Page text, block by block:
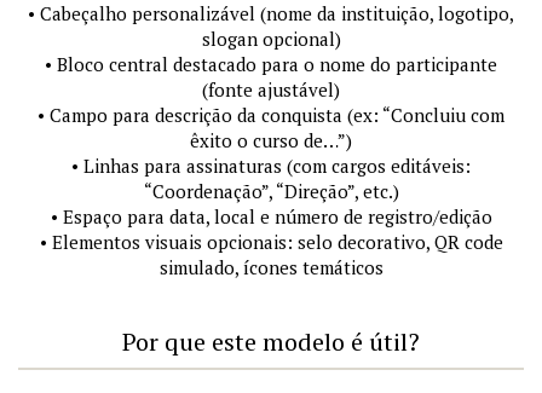
• Cabeçalho personalizável (nome da instituição, logotipo,
slogan opcional)
• Bloco central destacado para o nome do participante
(fonte ajustável)
• Campo para descrição da conquista (ex: “Concluiu com
êxito o curso de…”)
• Linhas para assinaturas (com cargos editáveis:
“Coordenação”, “Direção”, etc.)
• Espaço para data, local e número de registro/edição
• Elementos visuais opcionais: selo decorativo, QR code
simulado, ícones temáticos
Por que este modelo é útil?